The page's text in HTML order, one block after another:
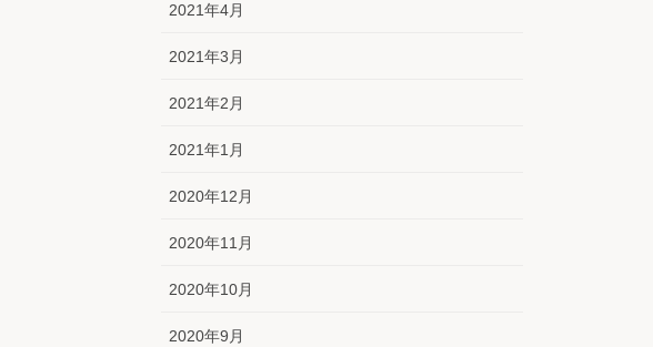
2021年4月
2021年3月
2021年2月
2021年1月
2020年12月
2020年11月
2020年10月
2020年9月